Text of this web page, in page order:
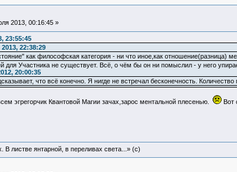
2013, 00:16:45 »
23:55:45
22:38:29
как философская категория - ни что иное,как отношение(разница)
для Участника не существует. Всё, о чём бы он ни помыслил - у него
20:00:35
что всё конечно. Я нигде не встречал бесконечность.
эгрегорчик Квантовой Магии зачах,зарос ментальной плесенью.
Вот
В листве янтарной, в переливах света...» (c)